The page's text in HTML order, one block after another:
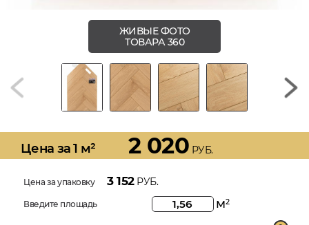
ЖИВЫЕ ФОТО
ТОВАРА 360
Цена за 1 м² 2 020 РУБ.
Цена за упаковку 3 152РУБ.
Введите площадь м2